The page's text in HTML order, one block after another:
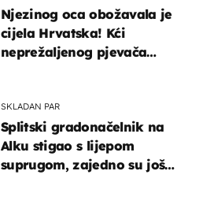
Njezinog oca obožavala je
cijela Hrvatska! Kći
neprežaljenog pjevača
SKLADAN PAR
Splitski gradonačelnik na
Alku stigao s lijepom
suprugom, zajedno su još